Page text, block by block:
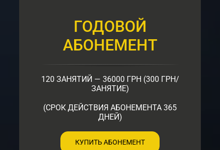
ГОДОВОЙ
АБОНЕМЕНТ
120 ЗАНЯТИЙ — 36000 ГРН (300 ГРН/
ЗАНЯТИЕ)
(СРОК ДЕЙСТВИЯ АБОНЕМЕНТА 365
ДНЕЙ)
КУПИТЬ АБОНЕМЕНТ